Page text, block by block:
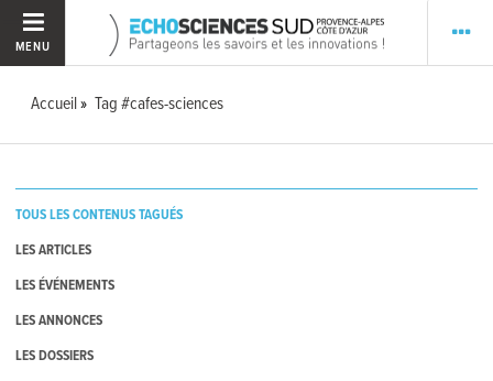
MENU
Accueil Tag #cafes-sciences
TOUS LES CONTENUS TAGUÉS
LES ARTICLES
LES ÉVÉNEMENTS
LES ANNONCES
LES DOSSIERS